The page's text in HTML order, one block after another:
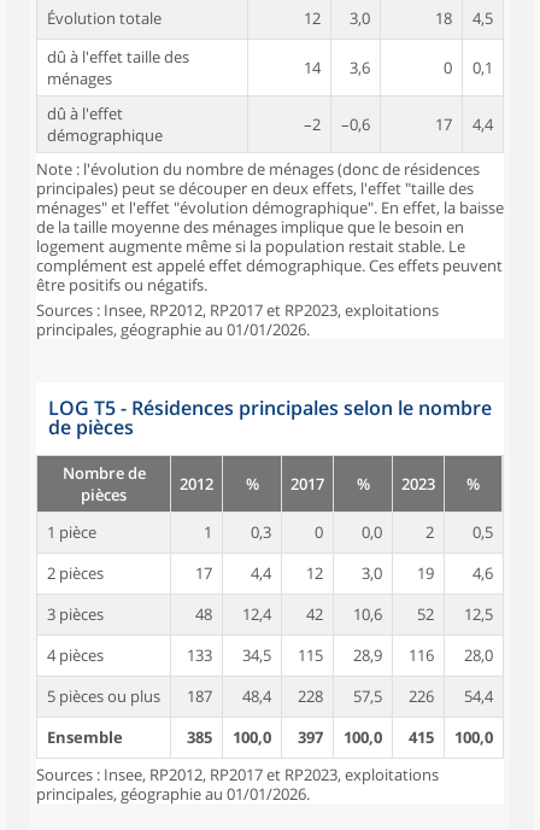
Évolution totale 12 3,0 18
4,5
dû à l'effet taille des
ménages
14 3,6 0 0,1
dû à l'effet
démographique
–2 –0,6 17 4,4
Note : l'évolution du nombre de ménages (donc de résidences
principales) peut se découper en deux effets, l'effet "taille des
ménages" et l'effet "évolution démographique". En effet, la baisse
de la taille moyenne des ménages implique que le besoin en
logement augmente même si la population restait stable. Le
complément est appelé effet démographique. Ces effets peuvent
être positifs ou négatifs.
Sources : Insee, RP2012, RP2017 et RP2023, exploitations
principales, géographie au 01/01/2026.
LOG T5 - Résidences principales selon le nombre
de pièces
Nombre de
pièces
2012 % 2017 % 2023 %
1 pièce 1 0,3 0 0,0 2
0,5
2 pièces
17 4,4 12 3,0 19
4,6
3 pièces
48 12,4 42 10,6 52
12,5
4 pièces
133 34,5 115 28,9 116
28,0
5 pièces ou plus
187 48,4 228 57,5 226
54,4
Ensemble
385 100,0 397 100,0 415
100,0
Sources : Insee, RP2012, RP2017 et RP2023, exploitations
principales, géographie au 01/01/2026.